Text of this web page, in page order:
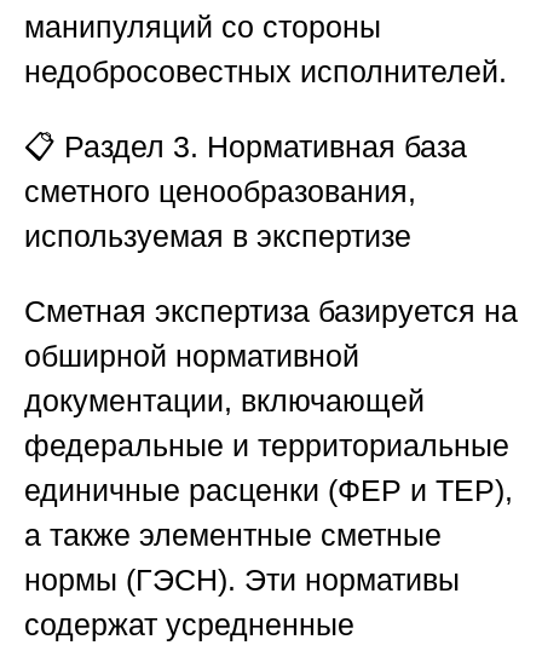
манипуляций со стороны
недобросовестных исполнителей.
📋 Раздел 3. Нормативная база
сметного ценообразования,
используемая в экспертизе
Сметная экспертиза базируется на
обширной нормативной
документации, включающей
федеральные и территориальные
единичные расценки (ФЕР и ТЕР),
а также элементные сметные
нормы (ГЭСН). Эти нормативы
содержат усредненные